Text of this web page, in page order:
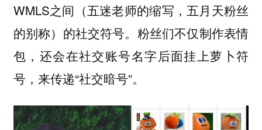
WMLS之间（五迷老师的缩写，五月天粉丝
的别称）的社交符号。粉丝们不仅制作表情
包，还会在社交账号名字后面挂上萝卜符
号，来传递“社交暗号”。